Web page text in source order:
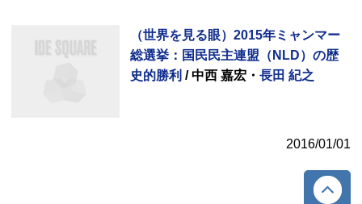
（世界を見る眼）2015年ミャンマー
総選挙：国民民主連盟（NLD）の歴
史的勝利 / 中西 嘉宏・ 長田 紀之
2016/01/01